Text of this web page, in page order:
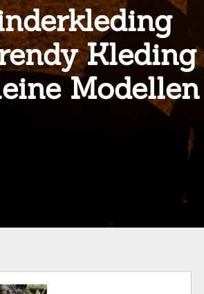
Kleding
Modellen